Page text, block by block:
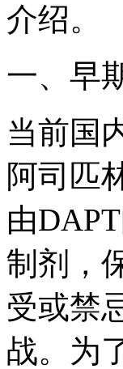
介绍。
一、早
当前国
阿司匹
由
制剂，
受或禁
战。为